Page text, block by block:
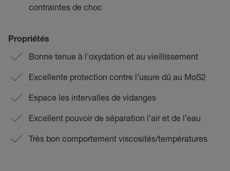
contraintes de choc
Propriétés
Bonne tenue à l’oxydation et au vieillissement
Excellente protection contre l’usure dû au MoS2
Espace les intervalles de vidanges
Excellent pouvoir de séparation l’air et de l’eau
Très bon comportement viscosités/températures